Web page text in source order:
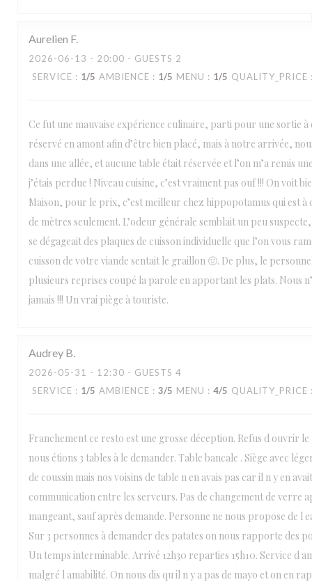
Aurelien F
2026-06-13 - 20:00 - GUESTS 2
SERVICE : 1/5 AMBIENCE : 1/5 MENU : 1/5 QUALITY_PRICE
Ce fut une mauvaise expérience culinaire, parti pour une sortie à
réservé en amont afin d’être bien placé, mais à notre arrivée,
dans une allée, et aucune table était réservée et l’on m’a remis
j’étais perdue ! Niveau cuisine, c’est vraiment pas ouf !!! On voit
Maison, pour le prix, c’est meilleur chez hippopotamus qui est à
de mètres seulement. L’odeur générale semblait un peu
se dégageait des plaques de cuisson individuelle que l’on vous
cuisson de votre viande sentait le graillon 🤢. De plus, le
plusieurs reprises coupé la parole en apportant les plats. Nous
jamais !!! Un vrai piège à touriste.
Audrey B
2026-05-31 - 12:30 - GUESTS 4
SERVICE : 1/5 AMBIENCE : 3/5 MENU : 4/5 QUALITY_PRICE
Franchement ce resto est une grosse déception. Refus d ouvrir
nous étions 3 tables à le demander. Table bancale . Siège avec
de coussin mais nos voisins de table n en avais pas car il n y en
communication entre les serveurs. Pas de changement de verre
mangeant, sauf après demande. Personne ne nous propose de l
Sur 3 personnes à demander des patates on nous rapporte des
Un temps interminable. Arrivé 12h30 reparties 15h10. Service d
malgré l amabilité. On nous dis qu il n y a pas de mayo et on en